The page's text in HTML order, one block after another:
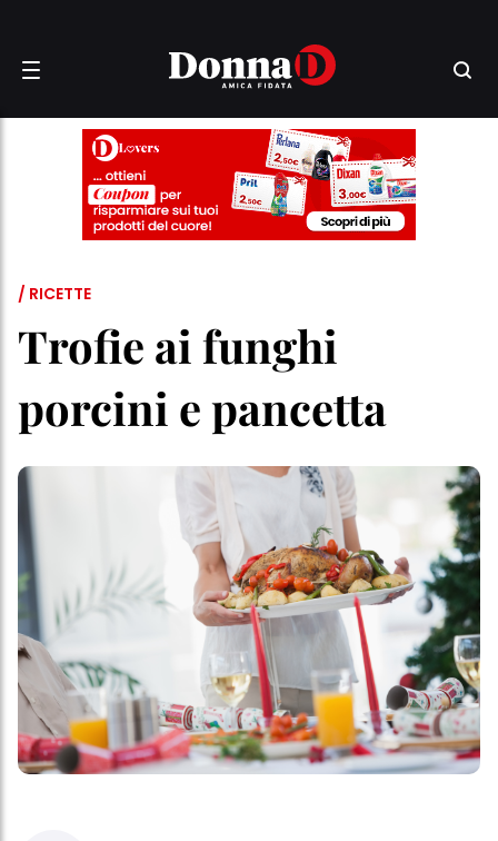
/ RICETTE
Trofie ai funghi
porcini e pancetta